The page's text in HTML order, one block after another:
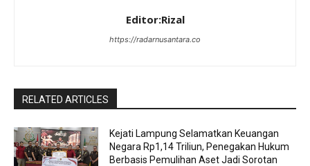
Editor:Rizal
https://radarnusantara.co
RELATED ARTICLES
Kejati Lampung Selamatkan Keuangan
Negara Rp1,14 Triliun, Penegakan Hukum
Berbasis Pemulihan Aset Jadi Sorotan